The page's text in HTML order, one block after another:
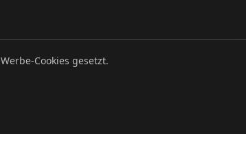
DatenschutzImpressum
Cookies gesetzt.